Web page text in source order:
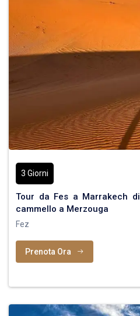
3 Giorni
Tour da Fes a Marrakech
cammello a Merzouga
Fez
Prenota Ora